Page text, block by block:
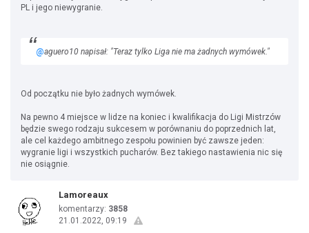
PL i jego niewygranie.
@aguero10 napisał: "Teraz tylko Liga nie ma żadnych wymówek."
Od początku nie było żadnych wymówek.
Na pewno 4 miejsce w lidze na koniec i kwalifikacja do Ligi Mistrzów
będzie swego rodzaju sukcesem w porównaniu do poprzednich lat,
ale cel każdego ambitnego zespołu powinien być zawsze jeden:
wygranie ligi i wszystkich pucharów. Bez takiego nastawienia nic się
nie osiągnie.
Lamoreaux
komentarzy: 3858
21.01.2022, 09:19